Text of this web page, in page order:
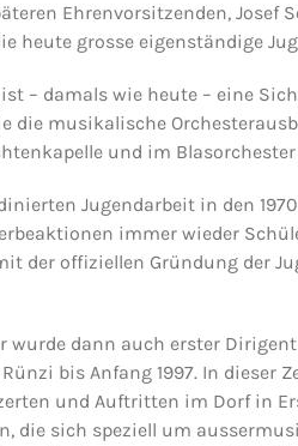
Ehrenvorsitzenden, Josef
heute grosse eigenständige
– damals wie heute – eine
die musikalische
und im
Jugendarbeit in den
immer wieder
der offiziellen Gründung der
wurde dann auch erster
bis Anfang 1997. In dieser
und Auftritten im Dorf in
die sich speziell um